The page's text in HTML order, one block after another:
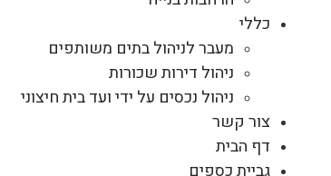
כללי
מעבר לניהול בתים משותפים
ניהול דירות שכורות
ניהול נכסים על ידי ועד בית חיצוני
צור קשר
דף הבית
גביית כספים